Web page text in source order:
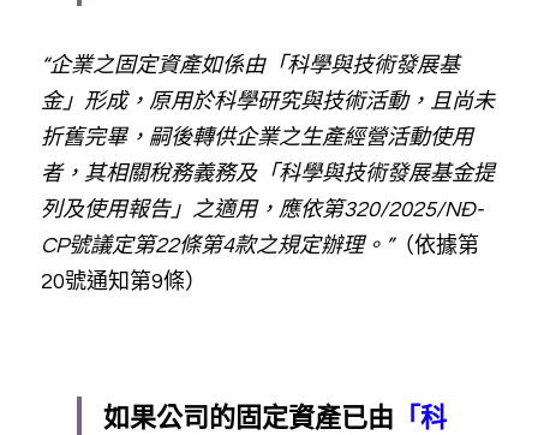
“企業之固定資產如係由「科學與技術發展基
金」形成，原用於科學研究與技術活動，且尚未
折舊完畢，嗣後轉供企業之生產經營活動使用
者，其相關稅務義務及「科學與技術發展基金提
列及使用報告」之適用，應依第320/2025/NĐ-
CP號議定第22條第4款之規定辦理。”（依據第
20號通知第9條）
如果公司的固定資產已由 「科